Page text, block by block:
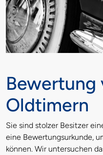
Bewertung
Oldtimern
Sie sind stolzer Besitzer
eine Bewertungsurkunde,
können. Wir untersuchen